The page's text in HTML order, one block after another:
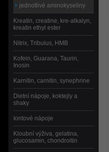
jednotlivé aminokyseliny
Kreatin, creatine, kre-alkalyn,
kreatin ethyl ester
Nitrix, Tribulus, HMB
Kofein, Guarana, Taurin,
Inosin
Karnitin, carnitin, synephrine
Dietní nápoje, koktejly a
shaky
Iontové nápoje
Kloubní výživa, gelatina,
glucosamin, chondroitin